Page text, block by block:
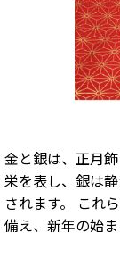
金と銀は、正月
栄を表し、銀は
されます。 これ
備え、新年の始